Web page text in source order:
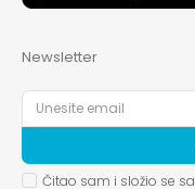
Newsletter
Čitao sam i složio se sa